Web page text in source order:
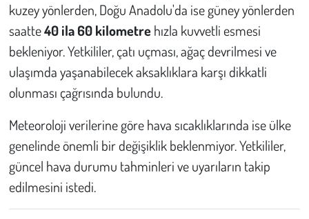
kuzey yönlerden, Doğu Anadolu'da ise güney yönlerden
saatte40 ila 60 kilometrehızla kuvvetli esmesi
bekleniyor. Yetkililer, çatı uçması, ağaç devrilmesi ve
ulaşımda yaşanabilecek aksaklıklara karşı dikkatli
olunması çağrısında bulundu.
Meteoroloji verilerine göre hava sıcaklıklarında ise ülke
genelinde önemli bir değişiklik beklenmiyor. Yetkililer,
güncel hava durumu tahminleri ve uyarıların takip
edilmesini istedi.